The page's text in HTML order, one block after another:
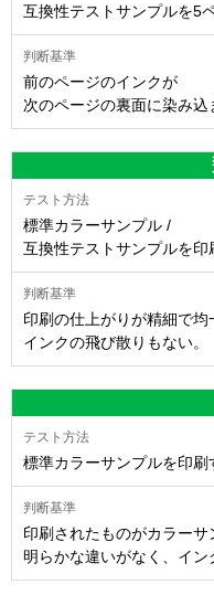
互換性テストサンプルを5
前のページのインクが
次のページの裏面に染み込
標準カラーサンプル /
互換性テストサンプルを印
印刷の仕上がりが精細で均
インクの飛び散りもない。
標準カラーサンプルを印刷
印刷されたものがカラーサ
明らかな違いがなく、イン